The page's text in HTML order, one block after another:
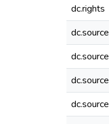
dc.rights
dc.source
dc.source
dc.source
dc.source